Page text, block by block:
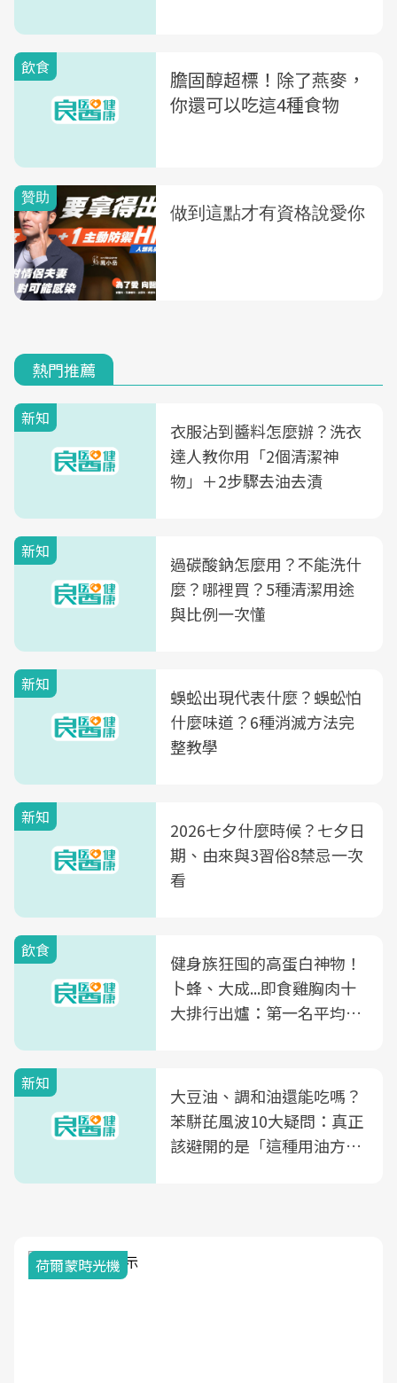
飲食
膽固醇超標！除了燕麥，
你還可以吃這4種食物
熱門推薦
新知
衣服沾到醬料怎麼辦？洗衣
達人教你用「2個清潔神
物」＋2步驟去油去漬
新知
過碳酸鈉怎麼用？不能洗什
麼？哪裡買？5種清潔用途
與比例一次懂
新知
蜈蚣出現代表什麼？蜈蚣怕
什麼味道？6種消滅方法完
整教學
新知
2026七夕什麼時候？七夕日
期、由來與3習俗8禁忌一次
看
飲食
健身族狂囤的高蛋白神物！
卜蜂、大成...即食雞胸肉十
大排行出爐：第一名平均一
新知
大豆油、調和油還能吃嗎？
苯駢芘風波10大疑問：真正
該避開的是「這種用油方
荷爾蒙時光機